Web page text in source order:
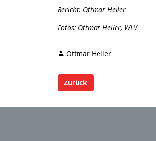
Bericht: Ottmar Heiler
Fotos: Ottmar Heiler, WLV
Ottmar Heiler
Zurück